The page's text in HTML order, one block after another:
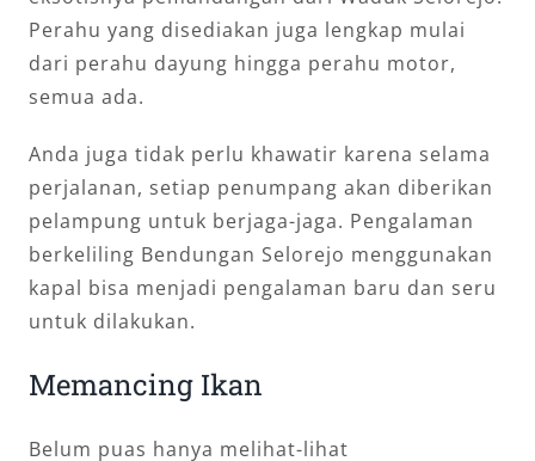
Perahu yang disediakan juga lengkap mulai
dari perahu dayung hingga perahu motor,
semua ada.
Anda juga tidak perlu khawatir karena selama
perjalanan, setiap penumpang akan diberikan
pelampung untuk berjaga-jaga. Pengalaman
berkeliling Bendungan Selorejo menggunakan
kapal bisa menjadi pengalaman baru dan seru
untuk dilakukan.
Memancing Ikan
Belum puas hanya melihat-lihat